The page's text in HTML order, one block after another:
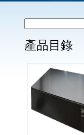
產品目錄